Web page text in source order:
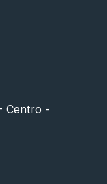
Centro -